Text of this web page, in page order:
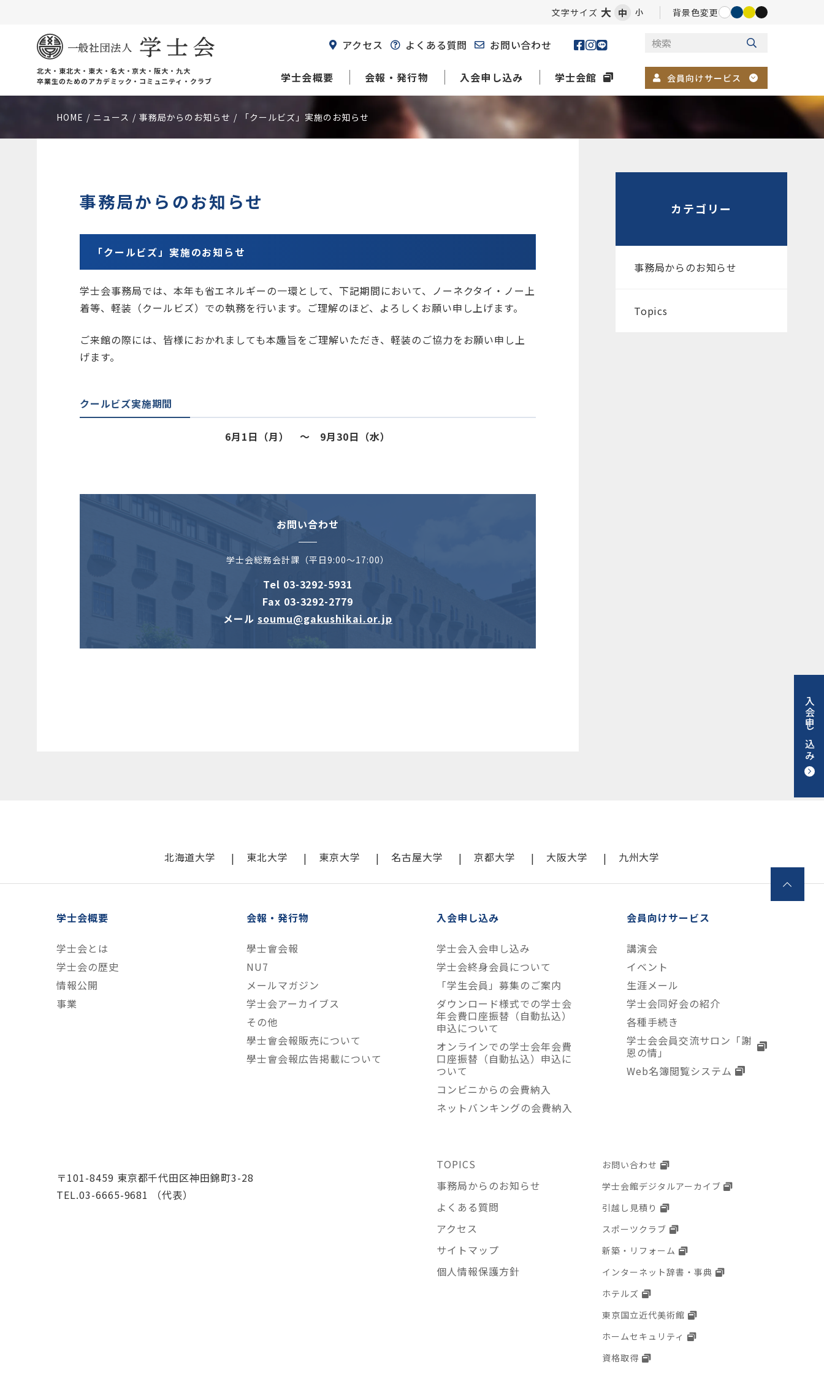
文字サイズ 大 中 小 背景色変更
北大・東北大・東大・名大・京大・阪大・九大
卒業生のためのアカデミック・コミュニティ・クラブ
学士会概要 会報・発行物 入会申し込み 学士会館 会員向けサービス
アクセス よくある質問 お問い合わせ
HOME ニュース 事務局からのお知らせ 「クールビズ」実施のお知らせ
事務局からのお知らせ
「クールビズ」実施のお知らせ
学士会事務局では、本年も省エネルギーの一環として、下記期間において、ノーネクタイ・ノー上
着等、軽装（クールビズ）での執務を行います。ご理解のほど、よろしくお願い申し上げます。
ご来館の際には、皆様におかれましても本趣旨をご理解いただき、軽装のご協力をお願い申し上
げます。
クールビズ実施期間
6月1日（月） ～ 9月30日（水）
お問い合わせ
学士会総務会計課（平日9:00～17:00）
Tel 03-3292-5931
Fax 03-3292-2779
メール soumu@gakushikai.or.jp
カテゴリー
事務局からのお知らせ
Topics
北海道大学 東北大学 東京大学 名古屋大学 京都大学 大阪大学 九州大学
学士会概要
学士会とは
学士会の歴史
情報公開
事業
会報・発行物
學士會会報
NU7
メールマガジン
学士会アーカイブス
その他
學士會会報販売について
學士會会報広告掲載について
入会申し込み
学士会入会申し込み
学士会終身会員について
「学生会員」募集のご案内
ダウンロード様式での学士会
年会費口座振替（自動払込）
申込について
オンラインでの学士会年会費
口座振替（自動払込）申込に
ついて
コンビニからの会費納入
ネットバンキングの会費納入
会員向けサービス
講演会
イベント
生涯メール
学士会同好会の紹介
各種手続き
学士会会員交流サロン「謝
恩の情」
Web名簿閲覧システム
〒101-8459 東京都千代田区神田錦町3-28
TEL.03-6665-9681 （代表）
TOPICS
事務局からのお知らせ
よくある質問
アクセス
サイトマップ
個人情報保護方針
お問い合わせ
学士会館デジタルアーカイブ
引越し見積り
スポーツクラブ
新築・リフォーム
インターネット辞書・事典
ホテルズ
東京国立近代美術館
ホームセキュリティ
資格取得
入会申し込み